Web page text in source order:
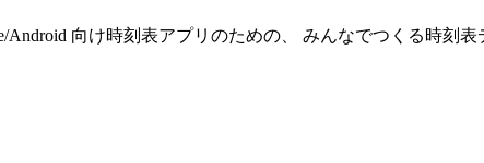
向け時刻表アプリのための、 みんなでつくる時刻表